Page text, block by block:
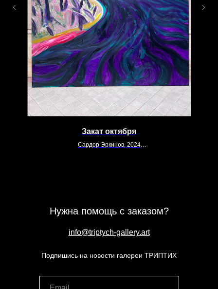
Закат октября
Сардор Эркинов, 2024
Нужна помощь с заказом?
info@triptych-gallery.art
Подпишись на новости галереи ТРИПТИХ